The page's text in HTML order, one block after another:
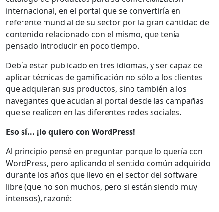
internacional, en el portal que se convertiría en
referente mundial de su sector por la gran cantidad de
contenido relacionado con el mismo, que tenía
pensado introducir en poco tiempo.
Debía estar publicado en tres idiomas, y ser capaz de
aplicar técnicas de gamificación no sólo a los clientes
que adquieran sus productos, sino también a los
navegantes que acudan al portal desde las campañas
que se realicen en las diferentes redes sociales.
Eso sí... ¡lo quiero con WordPress!
Al principio pensé en preguntar porque lo quería con
WordPress, pero aplicando el sentido común adquirido
durante los años que llevo en el sector del software
libre (que no son muchos, pero si están siendo muy
intensos), razoné: